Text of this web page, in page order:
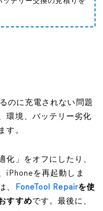
のに充電されない問題
環境、バッテリー劣化
す。
化」をオフにしたり、
iPhoneを再起動しま
、
FoneTool Repairを使
すすめです。最後に、